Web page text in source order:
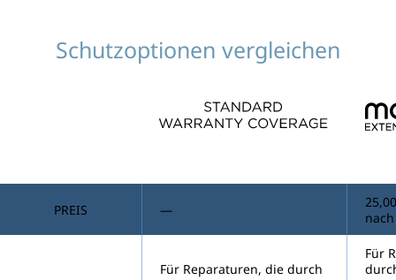
Schutzoptionen vergleichen
PREIS —
Für Reparaturen, die durch
Für